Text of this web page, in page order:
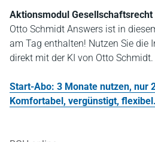
Aktionsmodul Gesellschaftsrecht
Otto Schmidt Answers ist in
am Tag enthalten! Nutzen Sie die
direkt mit der KI von Otto Schmidt.
Start-Abo: 3 Monate nutzen, nur
Komfortabel, vergünstigt, flexibel.